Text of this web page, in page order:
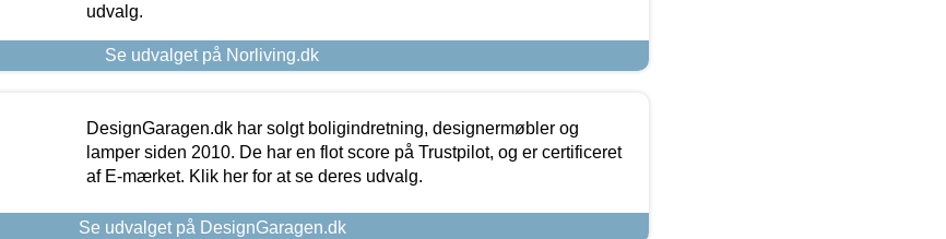
udvalg.
Se udvalget på Norliving.dk
DesignGaragen.dk har solgt boligindretning, designermøbler og
lamper siden 2010. De har en flot score på Trustpilot, og er certificeret
af E-mærket. Klik her for at se deres udvalg.
Se udvalget på DesignGaragen.dk